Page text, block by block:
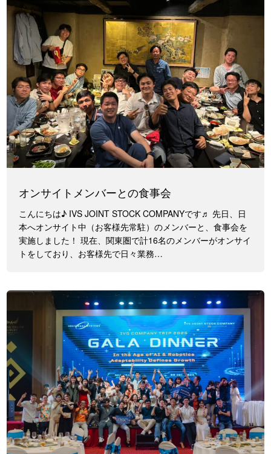
オンサイトメンバーとの食事会
こんにちは♪ IVS JOINT STOCK COMPANYです♬ 先日、日
本へオンサイト中（お客様先常駐）のメンバーと、食事会を
実施しました！ 現在、関東圏で計16名のメンバーがオンサイ
トをしており、お客様先で日々業務…